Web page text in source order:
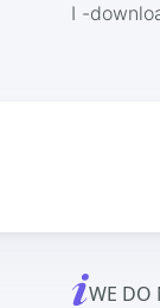
I -
WE DO